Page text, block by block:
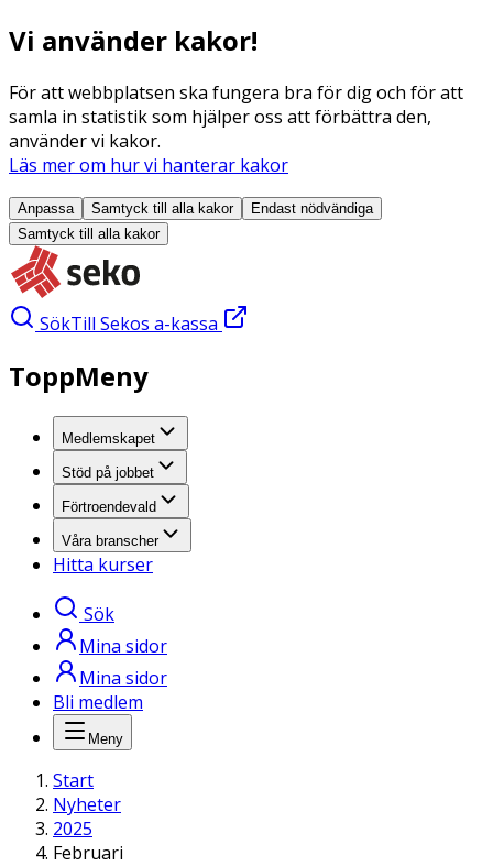
Vi använder kakor!
För att webbplatsen ska fungera bra för dig och för att
samla in statistik som hjälper oss att förbättra den,
använder vi kakor.
Läs mer om hur vi hanterar kakor
Anpassa Samtyck till alla kakor
Endast nödvändiga
Samtyck till alla kakor
SökTill Sekos a-kassa
ToppMeny
Medlemskapet
Stöd på jobbet
Förtroendevald
Våra branscher
Hitta kurser
Sök
Mina sidor
Mina sidor
Bli medlem
Meny
Start
Nyheter
2025
Februari